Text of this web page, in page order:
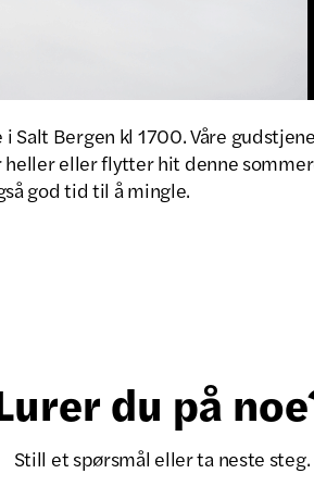
Salt Bergen kl 1700. Våre
heller eller flytter hit denne
god tid til å mingle.
du på
Still et spørsmål eller ta neste steg.